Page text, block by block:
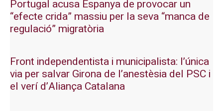
Portugal acusa Espanya de provocar un
“efecte crida” massiu per la seva “manca de
regulació” migratòria
Front independentista i municipalista: l’única
via per salvar Girona de l’anestèsia del PSC i
el verí d’Aliança Catalana